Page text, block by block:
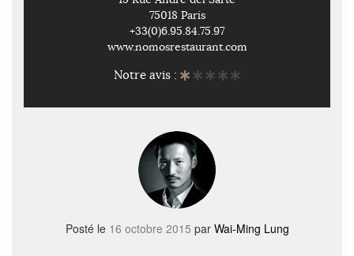
75018 Paris
+33(0)6.95.84.75.97
www.nomosrestaurant.com
Notre avis :
Posté le 16 octobre 2015 par Wai-Ming Lung